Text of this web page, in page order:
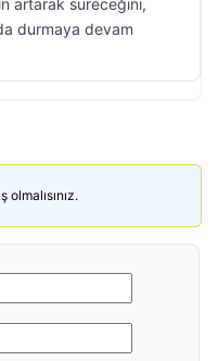
artarak süreceğini,
durmaya devam